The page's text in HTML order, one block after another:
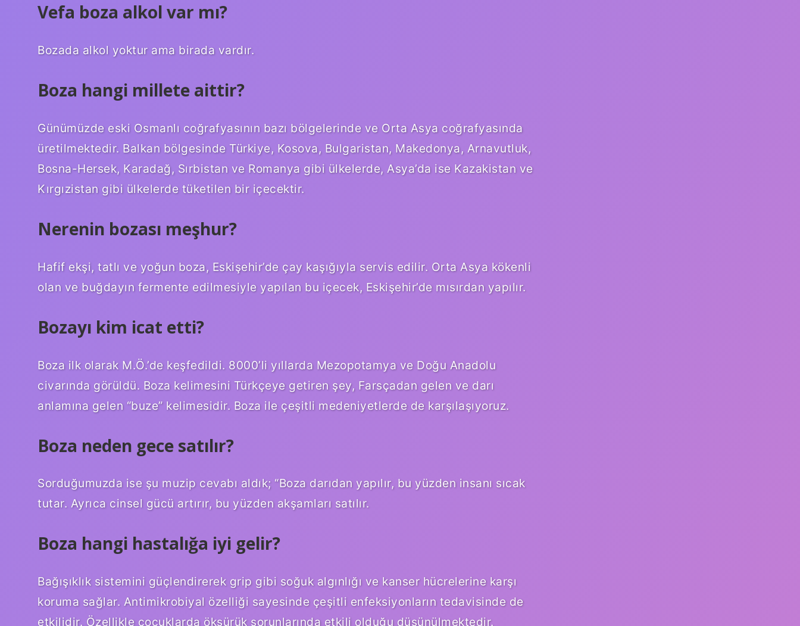
Vefa boza alkol var mı?
Bozada alkol yoktur ama birada vardır.
Boza hangi millete aittir?
Günümüzde eski Osmanlı coğrafyasının bazı bölgelerinde ve Orta Asya coğrafyasında
üretilmektedir. Balkan bölgesinde Türkiye, Kosova, Bulgaristan, Makedonya, Arnavutluk,
Bosna-Hersek, Karadağ, Sırbistan ve Romanya gibi ülkelerde, Asya’da ise Kazakistan ve
Kırgızistan gibi ülkelerde tüketilen bir içecektir.
Nerenin bozası meşhur?
Hafif ekşi, tatlı ve yoğun boza, Eskişehir’de çay kaşığıyla servis edilir. Orta Asya kökenli
olan ve buğdayın fermente edilmesiyle yapılan bu içecek, Eskişehir’de mısırdan yapılır.
Bozayı kim icat etti?
Boza ilk olarak M.Ö.’de keşfedildi. 8000’li yıllarda Mezopotamya ve Doğu Anadolu
civarında görüldü. Boza kelimesini Türkçeye getiren şey, Farsçadan gelen ve darı
anlamına gelen “buze” kelimesidir. Boza ile çeşitli medeniyetlerde de karşılaşıyoruz.
Boza neden gece satılır?
Sorduğumuzda ise şu muzip cevabı aldık; “Boza darıdan yapılır, bu yüzden insanı sıcak
tutar. Ayrıca cinsel gücü artırır, bu yüzden akşamları satılır.
Boza hangi hastalığa iyi gelir?
Bağışıklık sistemini güçlendirerek grip gibi soğuk algınlığı ve kanser hücrelerine karşı
koruma sağlar. Antimikrobiyal özelliği sayesinde çeşitli enfeksiyonların tedavisinde de
etkilidir. Özellikle çocuklarda öksürük sorunlarında etkili olduğu düşünülmektedir.